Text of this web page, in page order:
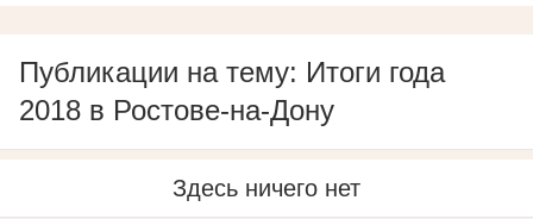
Публикации на тему: Итоги года
2018 в Ростове-на-Дону
Здесь ничего нет